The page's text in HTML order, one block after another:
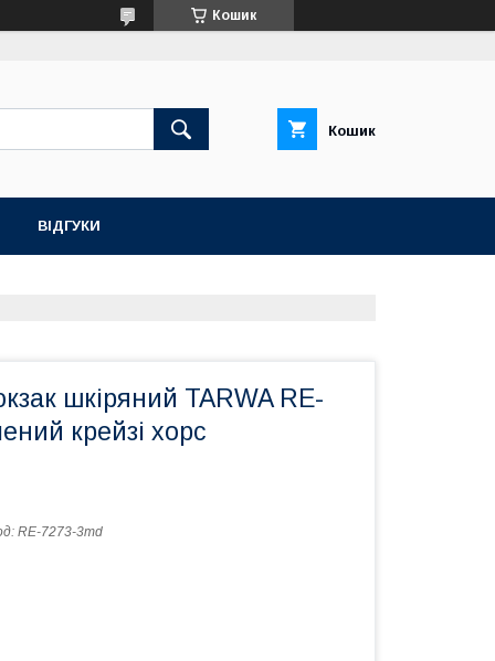
Кошик
Кошик
ВІДГУКИ
шкіряний TARWA RE-
крейзі хорс
RE-7273-3md